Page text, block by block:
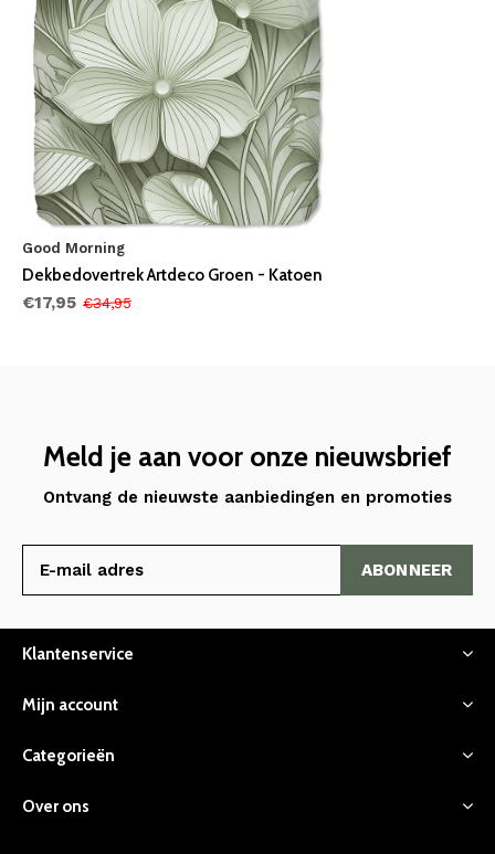
Good Morning
Dekbedovertrek Artdeco Groen - Katoen
€17,95 €34,95
Meld je aan voor onze nieuwsbrief
Ontvang de nieuwste aanbiedingen en promoties
ABONNEER
Klantenservice
Mijn account
Categorieën
Over ons